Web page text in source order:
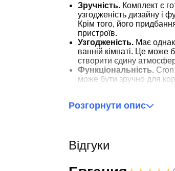
Зручність. Комплект є
узгодженість дизайну і
Крім того, його
пристроїв.
Узгодженість. Має
ванній кімнаті. Це може
створити єдину
Функціональність.
може бути зручно для
приймати душ замість
допоможуть підібрати
Розгорнути опис
Відгуки